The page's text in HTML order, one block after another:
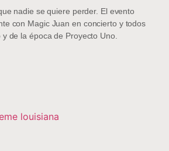
nadie se quiere perder. El evento
con Magic Juan en concierto y todos
de la época de Proyecto Uno.